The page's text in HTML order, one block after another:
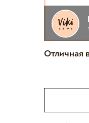
Отличная